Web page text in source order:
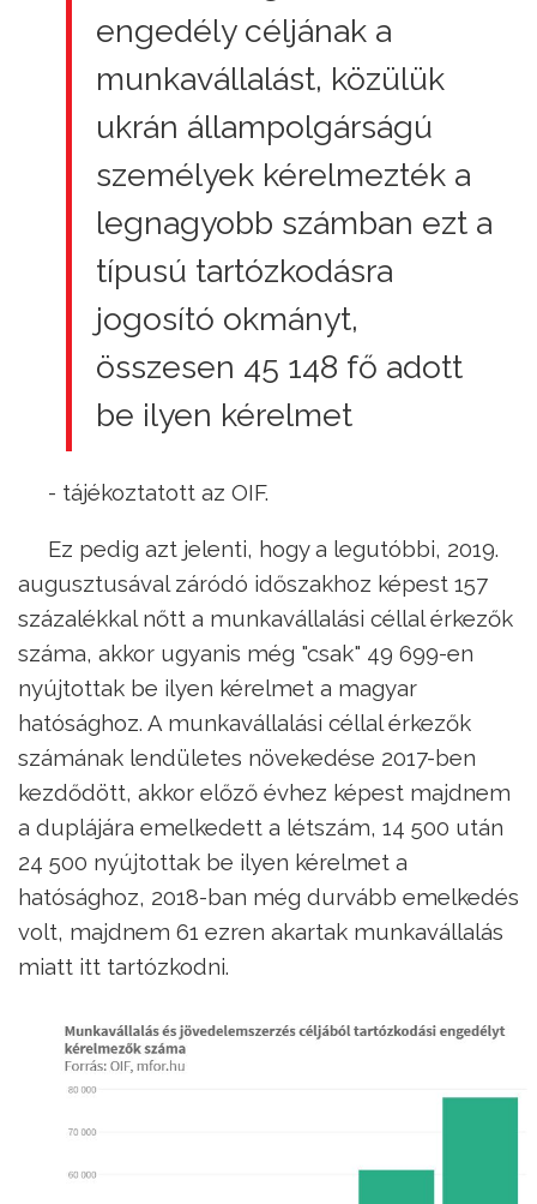
engedély céljának a
munkavállalást, közülük
ukrán állampolgárságú
személyek kérelmezték a
legnagyobb számban ezt a
típusú tartózkodásra
jogosító okmányt,
összesen 45 148 fő adott
be ilyen kérelmet
- tájékoztatott az OIF.
Ez pedig azt jelenti, hogy a legutóbbi, 2019.
augusztusával záródó időszakhoz képest 157
százalékkal nőtt a munkavállalási céllal érkezők
száma, akkor ugyanis még "csak" 49 699-en
nyújtottak be ilyen kérelmet a magyar
hatósághoz. A munkavállalási céllal érkezők
számának lendületes növekedése 2017-ben
kezdődött, akkor előző évhez képest majdnem
a duplájára emelkedett a létszám, 14 500 után
24 500 nyújtottak be ilyen kérelmet a
hatósághoz, 2018-ban még durvább emelkedés
volt, majdnem 61 ezren akartak munkavállalás
miatt itt tartózkodni.